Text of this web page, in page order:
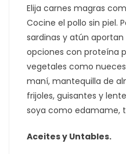
Elija carnes magras
Cocine el pollo sin piel.
sardinas y atún aportan
opciones con proteína
vegetales como
maní, mantequilla de
frijoles, guisantes y
soya como edamame,
Aceites y Untables.